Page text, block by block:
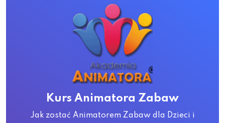
Kurs Animatora Zabaw
Jak zostać Animatorem Zabaw dla Dzieci i